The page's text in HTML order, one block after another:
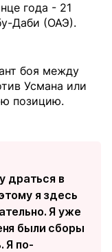
года - 21
Даби (ОАЭ).
боя между
Усмана или
позицию.
драться в
я здесь
Я уже
были сборы
Я по-